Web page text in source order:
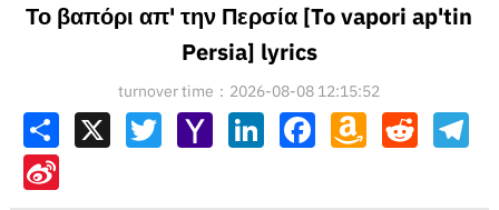
Το βαπόρι απ' την Περσία [To vapori ap'tin
Persia] lyrics
turnover time：2026-08-08 12:15:52
Share X TwitterYahoo
Mail
LinkedInFacebookAmazon
Wish
Reddit
Sina
Weibo